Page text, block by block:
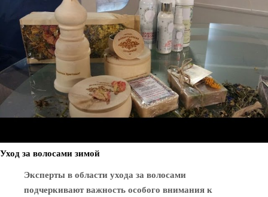
Уход за волосами зимой
Эксперты в области ухода за волосами
подчеркивают важность особого внимания к